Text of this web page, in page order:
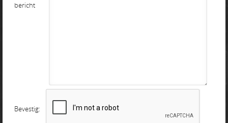
bericht
Bevestig: